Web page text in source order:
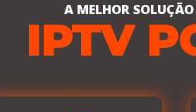
A MELHOR
IPTV